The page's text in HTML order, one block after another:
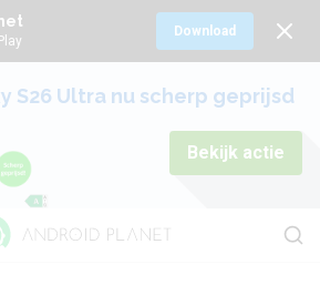
Download
S26 Ultra nu scherp geprijsd
Bekijk actie